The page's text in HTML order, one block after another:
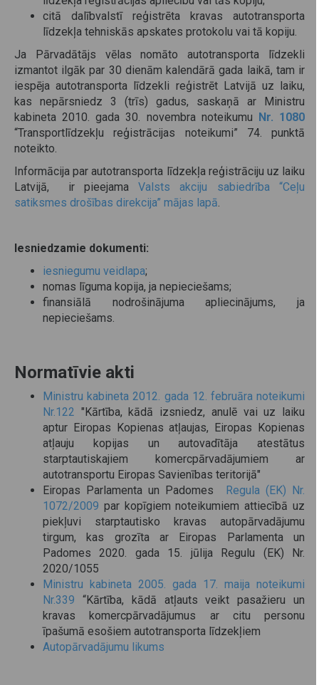
citā dalībvalstī reģistrēta kravas autotransporta
līdzekļa tehniskās apskates protokolu vai tā kopiju.
Ja Pārvadātājs vēlas nomāto autotransporta līdzekli
izmantot ilgāk par 30 dienām kalendārā gada laikā, tam ir
iespēja autotransporta līdzekli reģistrēt Latvijā uz laiku,
kas nepārsniedz 3 (trīs) gadus, saskaņā ar Ministru
kabineta 2010. gada 30. novembra noteikumu
Nr. 1080
“Transportlīdzekļu reģistrācijas noteikumi” 74. punktā
noteikto.
Informācija par autotransporta līdzekļa reģistrāciju uz laiku
Latvijā, ir pieejamaValsts akciju sabiedrība “Ceļu
satiksmes drošības direkcija” mājas lapā.
Iesniedzamie dokumenti:
iesniegumu veidlapa;
nomas līguma kopija, ja nepieciešams;
finansiālā nodrošinājuma apliecinājums, ja
nepieciešams.
Normatīvie akti
Ministru kabineta 2012. gada 12. februāra noteikumi
Nr.122 "Kārtība, kādā izsniedz, anulē vai uz laiku
aptur Eiropas Kopienas atļaujas, Eiropas Kopienas
atļauju kopijas un autovadītāja atestātus
starptautiskajiem komercpārvadājumiem ar
autotransportu Eiropas Savienības teritorijā"
Eiropas Parlamenta un Padomes
Regula (EK) Nr.
1072/2009 par kopīgiem noteikumiem attiecībā uz
piekļuvi starptautisko kravas autopārvadājumu
tirgum, kas grozīta ar Eiropas Parlamenta un
Padomes 2020. gada 15. jūlija Regulu (EK) Nr.
2020/1055
Ministru kabineta 2005. gada 17. maija noteikumi
Nr.339 “Kārtība, kādā atļauts veikt pasažieru un
kravas komercpārvadājumus ar citu personu
īpašumā esošiem autotransporta līdzekļiem
Autopārvadājumu likums